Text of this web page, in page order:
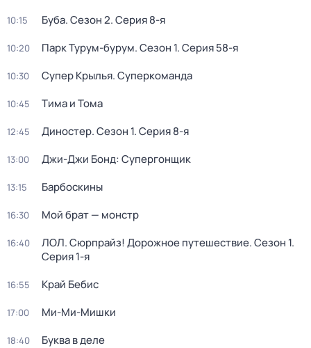
10:15 Буба. Сезон 2. Серия 8-я
10:20 Парк Турум-бурум. Сезон 1. Серия 58-я
10:30 Супер Крылья. Суперкоманда
10:45 Тима и Тома
12:45 Диностер. Сезон 1. Серия 8-я
13:00 Джи-Джи Бонд: Супергонщик
13:15 Барбоскины
16:30 Мой брат — монстр
16:40 ЛОЛ. Сюрпрайз! Дорожное путешествие. Сезон 1.
Серия 1-я
16:55 Край Бебис
17:00 Ми-Ми-Мишки
18:40 Буква в деле